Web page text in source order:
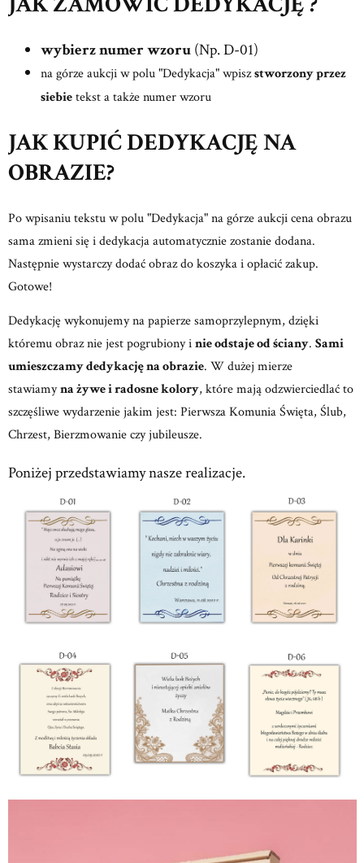
wybierz numer wzoru(Np. D-01)
na górze aukcji w polu "Dedykacja" wpiszstworzony przez
siebietekst a także numer wzoru
JAK KUPIĆ DEDYKACJĘ NA
OBRAZIE?
Po wpisaniu tekstu w polu "Dedykacja" na górze aukcji cena obrazu
sama zmieni się i dedykacja automatycznie zostanie dodana.
Następnie wystarczy dodać obraz do koszyka i opłacić zakup.
Gotowe!
Dedykację wykonujemy na papierze samoprzylepnym, dzięki
któremu obraz nie jest pogrubiony inie odstaje od ściany. Sami
umieszczamy dedykację na obrazie. W dużej mierze
stawiamyna żywe i radosne kolory, które mają odzwierciedlać to
szczęśliwe wydarzenie jakim jest: Pierwsza Komunia Święta, Ślub,
Chrzest, Bierzmowanie czy jubileusze.
Poniżej przedstawiamy nasze realizacje.